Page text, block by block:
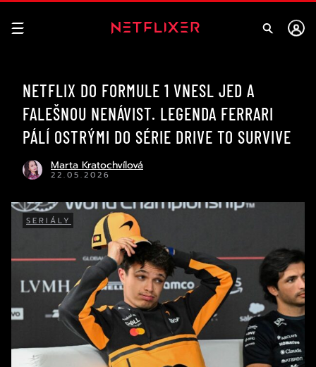
NETFLIX DO FORMULE 1 VNESL JED A
FALEŠNOU NENÁVIST. LEGENDA FERRARI
PÁLÍ OSTRÝMI DO SÉRIE DRIVE TO SURVIVE
Marta Kratochvílová
22.05.2026
SERIÁLY